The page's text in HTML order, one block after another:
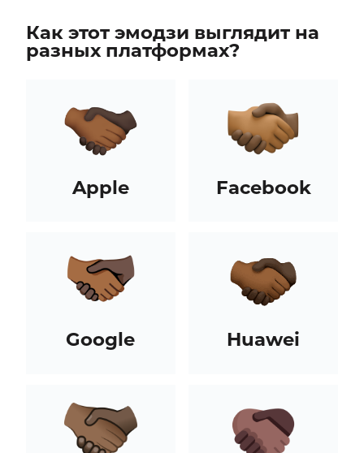
Как этот эмодзи выглядит на
разных платформах?
Apple Facebook
Google Huawei